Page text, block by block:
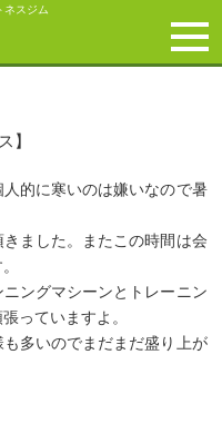
ネスジム
】
的に寒いのは嫌いなので暑
ました。またこの時間は会
ングマシーンとトレーニン
っていますよ。
多いのでまだまだ盛り上が